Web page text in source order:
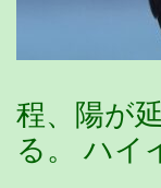
程、陽が
る。 ハイ